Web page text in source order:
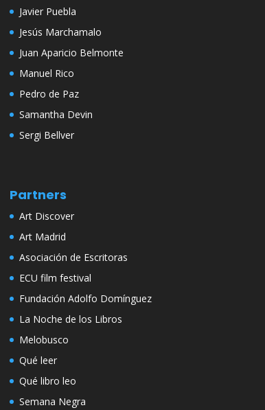
Javier Puebla
Jesús Marchamalo
Juan Aparicio Belmonte
Manuel Rico
Pedro de Paz
Samantha Devin
Sergi Bellver
Partners
Art Discover
Art Madrid
Asociación de Escritoras
ECU film festival
Fundación Adolfo Domínguez
La Noche de los Libros
Melobusco
Qué leer
Qué libro leo
Semana Negra